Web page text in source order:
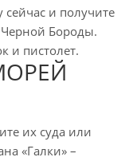
сейчас и получите
Бороды.
и пистолет.
их суда или
«Галки» –